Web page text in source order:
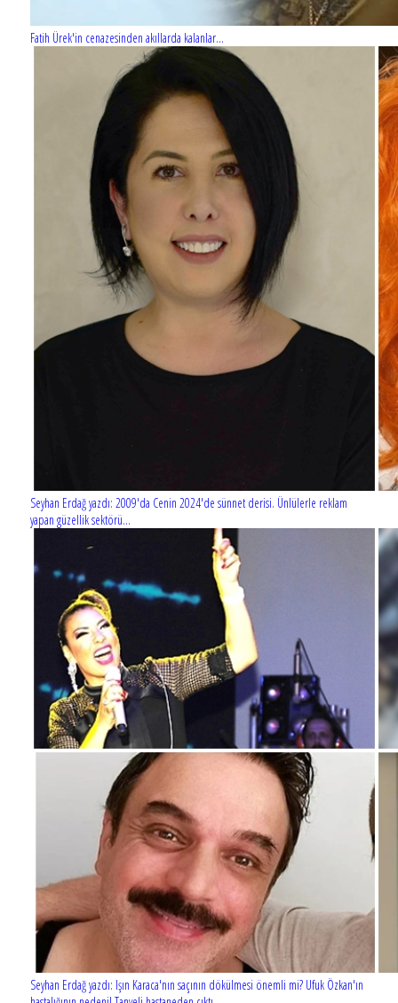
Fatih Ürek'in cenazesinden akıllarda kalanlar...
Seyhan Erdağ yazdı: 2009'da Cenin 2024'de sünnet derisi. Ünlülerle reklam
yapan güzellik sektörü...
Seyhan Erdağ yazdı: Işın Karaca'nın saçının dökülmesi önemli mi? Ufuk Özkan'ın